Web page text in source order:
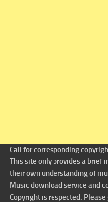
Call for corresponding
This site only provides a brief
their own understanding of
Music download service and
Copyright is respected.